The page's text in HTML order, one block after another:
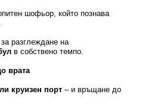
шофьор, който познава
разглеждане на
в собствено темпо.
врата
круизен порт – и връщане до